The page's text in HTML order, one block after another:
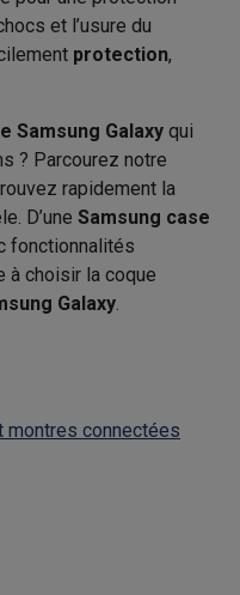
et l’usure du
protection,
Samsung Galaxy qui
? Parcourez notre
rapidement la
D’une Samsung case
fonctionnalités
à choisir la coque
Galaxy.
connectées